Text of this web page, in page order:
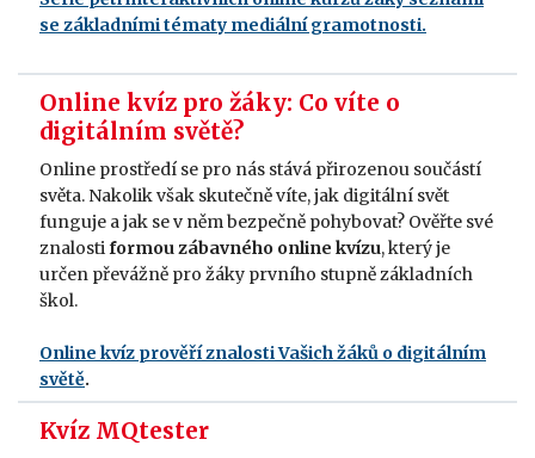
se základními tématy mediální gramotnosti.
Online kvíz pro žáky: Co víte o
digitálním světě?
Online prostředí se pro nás stává přirozenou součástí
světa. Nakolik však skutečně víte, jak digitální svět
funguje a jak se v něm bezpečně pohybovat? Ověřte své
znalostiformou zábavného online kvízu, který je
určen převážně pro žáky prvního stupně základních
škol.
Online kvíz prověří znalosti Vašich žáků o digitálním
světě.
Kvíz MQtester